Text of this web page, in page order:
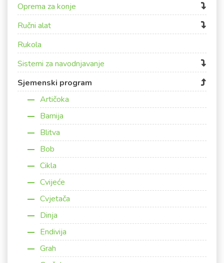
Oprema za konje
Ručni alat
Rukola
Sistemi za navodnjavanje
Sjemenski program
Artičoka
Bamija
Blitva
Bob
Cikla
Cvijeće
Cvjetača
Dinja
Endivija
Grah